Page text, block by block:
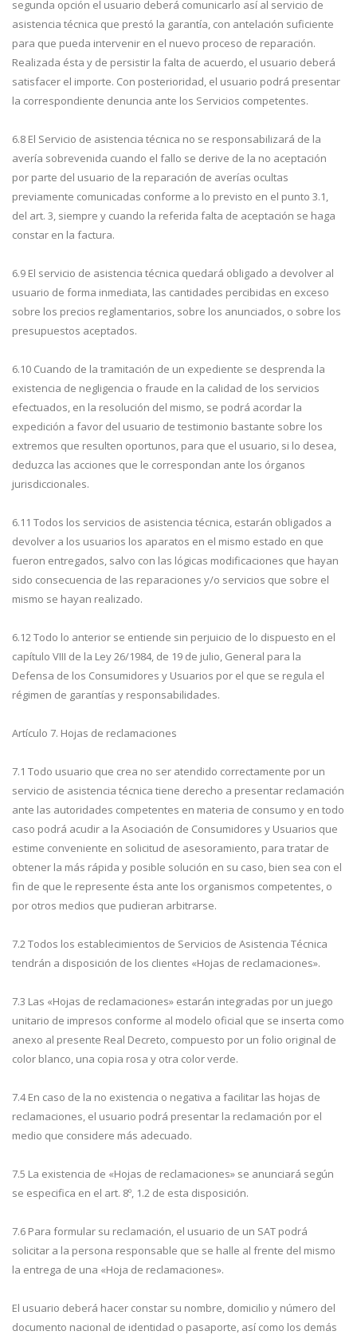
segunda opción el usuario deberá comunicarlo así al servicio de
asistencia técnica que prestó la garantía, con antelación suficiente
para que pueda intervenir en el nuevo proceso de reparación.
Realizada ésta y de persistir la falta de acuerdo, el usuario deberá
satisfacer el importe. Con posterioridad, el usuario podrá presentar
la correspondiente denuncia ante los Servicios competentes.
6.8 El Servicio de asistencia técnica no se responsabilizará de la
avería sobrevenida cuando el fallo se derive de la no aceptación
por parte del usuario de la reparación de averías ocultas
previamente comunicadas conforme a lo previsto en el punto 3.1,
del art. 3, siempre y cuando la referida falta de aceptación se haga
constar en la factura.
6.9 El servicio de asistencia técnica quedará obligado a devolver al
usuario de forma inmediata, las cantidades percibidas en exceso
sobre los precios reglamentarios, sobre los anunciados, o sobre los
presupuestos aceptados.
6.10 Cuando de la tramitación de un expediente se desprenda la
existencia de negligencia o fraude en la calidad de los servicios
efectuados, en la resolución del mismo, se podrá acordar la
expedición a favor del usuario de testimonio bastante sobre los
extremos que resulten oportunos, para que el usuario, si lo desea,
deduzca las acciones que le correspondan ante los órganos
jurisdiccionales.
6.11 Todos los servicios de asistencia técnica, estarán obligados a
devolver a los usuarios los aparatos en el mismo estado en que
fueron entregados, salvo con las lógicas modificaciones que hayan
sido consecuencia de las reparaciones y/o servicios que sobre el
mismo se hayan realizado.
6.12 Todo lo anterior se entiende sin perjuicio de lo dispuesto en el
capítulo VIII de la Ley 26/1984, de 19 de julio, General para la
Defensa de los Consumidores y Usuarios por el que se regula el
régimen de garantías y responsabilidades.
Artículo 7. Hojas de reclamaciones
7.1 Todo usuario que crea no ser atendido correctamente por un
servicio de asistencia técnica tiene derecho a presentar reclamación
ante las autoridades competentes en materia de consumo y en todo
caso podrá acudir a la Asociación de Consumidores y Usuarios que
estime conveniente en solicitud de asesoramiento, para tratar de
obtener la más rápida y posible solución en su caso, bien sea con el
fin de que le represente ésta ante los organismos competentes, o
por otros medios que pudieran arbitrarse.
7.2 Todos los establecimientos de Servicios de Asistencia Técnica
tendrán a disposición de los clientes «Hojas de reclamaciones».
7.3 Las «Hojas de reclamaciones» estarán integradas por un juego
unitario de impresos conforme al modelo oficial que se inserta como
anexo al presente Real Decreto, compuesto por un folio original de
color blanco, una copia rosa y otra color verde.
7.4 En caso de la no existencia o negativa a facilitar las hojas de
reclamaciones, el usuario podrá presentar la reclamación por el
medio que considere más adecuado.
7.5 La existencia de «Hojas de reclamaciones» se anunciará según
se especifica en el art. 8º, 1.2 de esta disposición.
7.6 Para formular su reclamación, el usuario de un SAT podrá
solicitar a la persona responsable que se halle al frente del mismo
la entrega de una «Hoja de reclamaciones».
El usuario deberá hacer constar su nombre, domicilio y número del
documento nacional de identidad o pasaporte, así como los demás